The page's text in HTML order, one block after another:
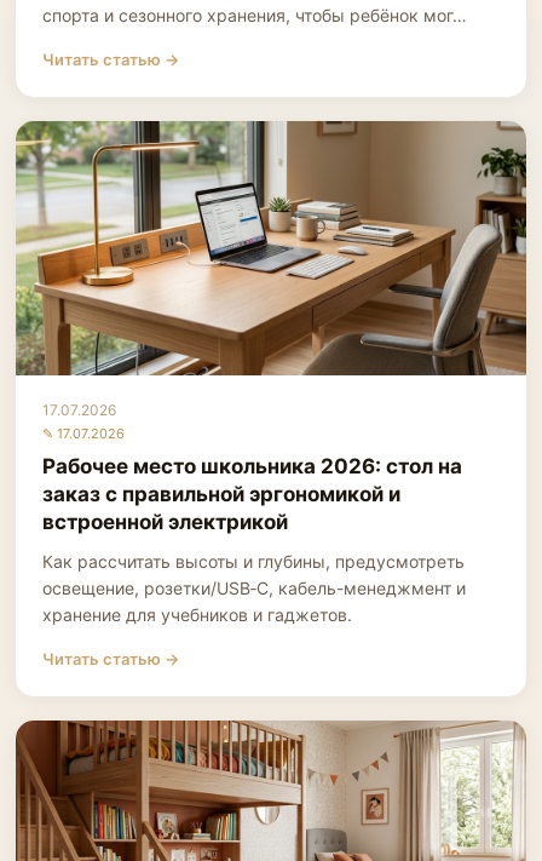
спорта и сезонного хранения, чтобы ребёнок мог…
Читать статью →
17.07.2026
✎ 17.07.2026
Рабочее место школьника 2026: стол на
заказ с правильной эргономикой и
встроенной электрикой
Как рассчитать высоты и глубины, предусмотреть
освещение, розетки/USB‑C, кабель-менеджмент и
хранение для учебников и гаджетов.
Читать статью →